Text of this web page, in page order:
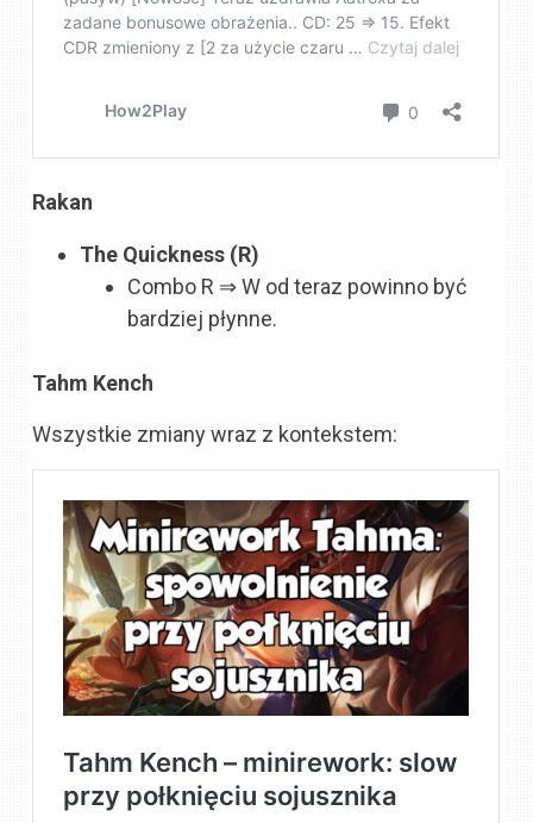
Rakan
The Quickness (R)
Combo R ⇒ W od teraz powinno być
bardziej płynne.
Tahm Kench
Wszystkie zmiany wraz z kontekstem: